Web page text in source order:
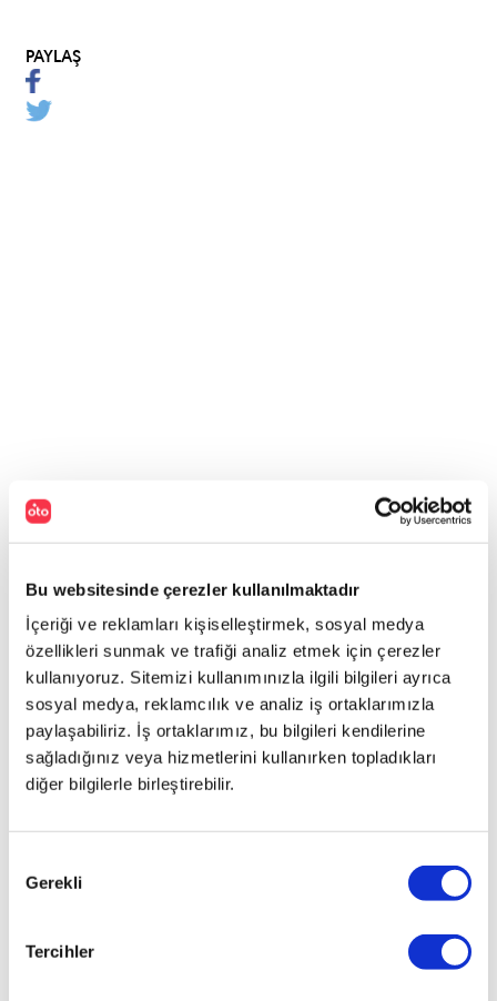
Bu websitesinde çerezler kullanılmaktadır
İçeriği ve reklamları kişiselleştirmek, sosyal medya
özellikleri sunmak ve trafiği analiz etmek için çerezler
kullanıyoruz. Sitemizi kullanımınızla ilgili bilgileri ayrıca
sosyal medya, reklamcılık ve analiz iş ortaklarımızla
paylaşabiliriz. İş ortaklarımız, bu bilgileri kendilerine
sağladığınız veya hizmetlerini kullanırken topladıkları
diğer bilgilerle birleştirebilir.
Seçimi
Gerekli
Tercihler
PAYLAŞ